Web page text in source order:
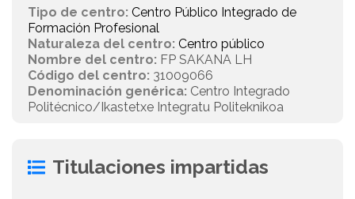
Tipo de centro: Centro Público Integrado de
Formación Profesional
Naturaleza del centro: Centro público
Nombre del centro: FP SAKANA LH
Código del centro: 31009066
Denominación genérica: Centro Integrado
Politécnico/Ikastetxe Integratu Politeknikoa
Titulaciones impartidas